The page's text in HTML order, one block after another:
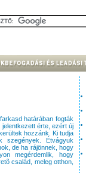
határában fogták
érte, ezért új
hozzánk. Ki tudja
szegények. Étvágyuk
de ha rájönnek, hogy
megérdemlik, hogy
család, meleg otthon,